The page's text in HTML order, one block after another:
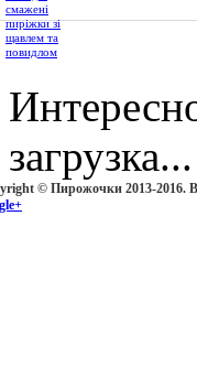
загрузка...
© Пирожочки 2013-2016.